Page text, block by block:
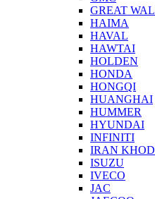
GREAT
HAIMA
HAVAL
HAWTAI
HOLDEN
HONDA
HONGQI
HUANGHAI
HUMMER
HYUNDAI
INFINITI
IRAN
ISUZU
IVECO
JAC